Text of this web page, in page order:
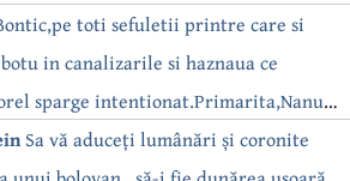
toti sefuletii printre care si
in canalizarile si haznaua ce
sparge intentionat.Primarita,Nanu
as intreba o si pe Izabel Mitrea
Sa vă aduceți lumânări și coronite